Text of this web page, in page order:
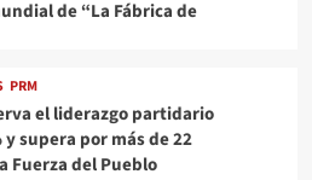
de “La Fábrica de
PRM
el liderazgo partidario
y supera por más de 22
Fuerza del Pueblo